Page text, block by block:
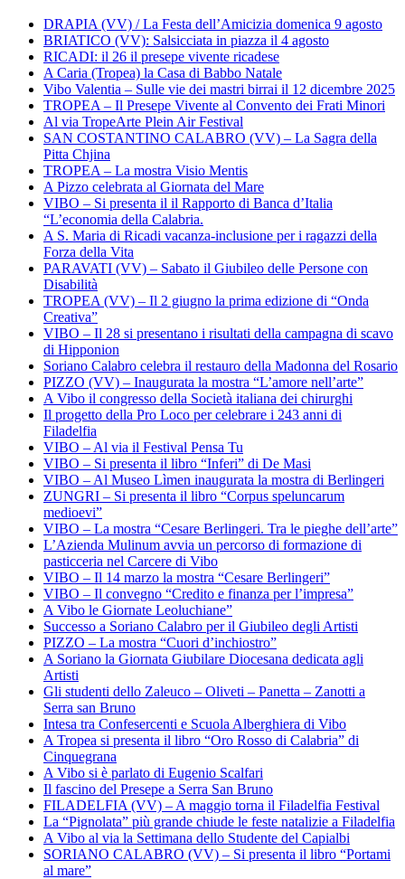
DRAPIA (VV) / La Festa dell’Amicizia domenica 9 agosto
BRIATICO (VV): Salsicciata in piazza il 4 agosto
RICADI: il 26 il presepe vivente ricadese
A Caria (Tropea) la Casa di Babbo Natale
Vibo Valentia – Sulle vie dei mastri birrai il 12 dicembre 2025
TROPEA – Il Presepe Vivente al Convento dei Frati Minori
Al via TropeArte Plein Air Festival
SAN COSTANTINO CALABRO (VV) – La Sagra della
Pitta Chjina
TROPEA – La mostra Visio Mentis
A Pizzo celebrata al Giornata del Mare
VIBO – Si presenta il il Rapporto di Banca d’Italia
“L’economia della Calabria.
A S. Maria di Ricadi vacanza-inclusione per i ragazzi della
Forza della Vita
PARAVATI (VV) – Sabato il Giubileo delle Persone con
Disabilità
TROPEA (VV) – Il 2 giugno la prima edizione di “Onda
Creativa”
VIBO – Il 28 si presentano i risultati della campagna di scavo
di Hipponion
Soriano Calabro celebra il restauro della Madonna del Rosario
PIZZO (VV) – Inaugurata la mostra “L’amore nell’arte”
A Vibo il congresso della Società italiana dei chirurghi
Il progetto della Pro Loco per celebrare i 243 anni di
Filadelfia
VIBO – Al via il Festival Pensa Tu
VIBO – Si presenta il libro “Inferi” di De Masi
VIBO – Al Museo Lìmen inaugurata la mostra di Berlingeri
ZUNGRI – Si presenta il libro “Corpus speluncarum
medioevi”
VIBO – La mostra “Cesare Berlingeri. Tra le pieghe dell’arte”
L’Azienda Mulinum avvia un percorso di formazione di
pasticceria nel Carcere di Vibo
VIBO – Il 14 marzo la mostra “Cesare Berlingeri”
VIBO – Il convegno “Credito e finanza per l’impresa”
A Vibo le Giornate Leoluchiane”
Successo a Soriano Calabro per il Giubileo degli Artisti
PIZZO – La mostra “Cuori d’inchiostro”
A Soriano la Giornata Giubilare Diocesana dedicata agli
Artisti
Gli studenti dello Zaleuco – Oliveti – Panetta – Zanotti a
Serra san Bruno
Intesa tra Confesercenti e Scuola Alberghiera di Vibo
A Tropea si presenta il libro “Oro Rosso di Calabria” di
Cinquegrana
A Vibo si è parlato di Eugenio Scalfari
Il fascino del Presepe a Serra San Bruno
FILADELFIA (VV) – A maggio torna il Filadelfia Festival
La “Pignolata” più grande chiude le feste natalizie a Filadelfia
A Vibo al via la Settimana dello Studente del Capialbi
SORIANO CALABRO (VV) – Si presenta il libro “Portami
al mare”